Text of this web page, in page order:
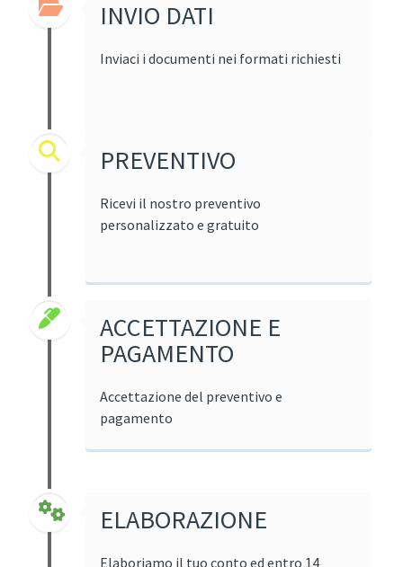
INVIO DATI
Inviaci i documenti nei formati richiesti
PREVENTIVO
Ricevi il nostro preventivo
personalizzato e gratuito
ACCETTAZIONE E
PAGAMENTO
Accettazione del preventivo e
pagamento
ELABORAZIONE
Elaboriamo il tuo conto ed entro 14